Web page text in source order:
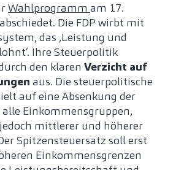
Wahlprogramm am 17.
Die FDP wirbt mit
das ‚Leistung und
Ihre Steuerpolitik
den klaren Verzicht auf
aus. Die steuerpolitische
auf eine Absenkung der
Einkommensgruppen,
mittlerer und höherer
Spitzensteuersatz soll erst
Einkommensgrenzen